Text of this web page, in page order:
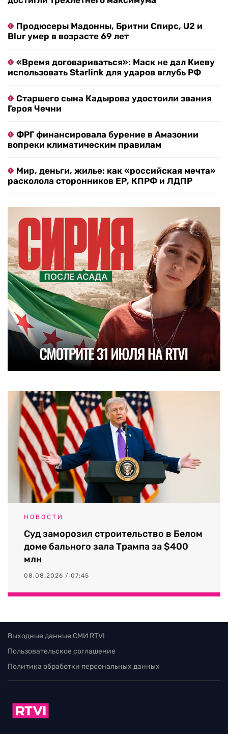
Продюсеры Мадонны, Бритни Спирс, U2 и
Blur умер в возрасте 69 лет
«Время договариваться»: Маск не дал Киеву
использовать Starlink для ударов вглубь РФ
Старшего сына Кадырова удостоили звания
Героя Чечни
ФРГ финансировала бурение в Амазонии
вопреки климатическим правилам
Мир, деньги, жилье: как «российская мечта»
расколола сторонников ЕР, КПРФ и ЛДПР
НОВОСТИ
Суд заморозил строительство в Белом
доме бального зала Трампа за $400
млн
08.08.2026 / 07:45
Выходные данные СМИ RTVI
Пользовательское соглашение
Политика обработки персональных данных